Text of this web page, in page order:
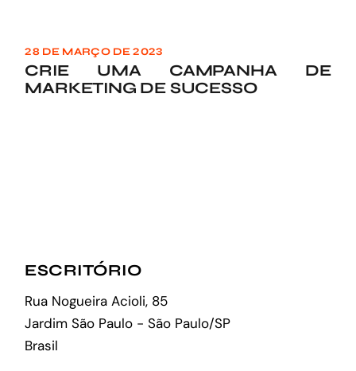
28 DE MARÇO DE 2023
CRIE UMA CAMPANHA DE
MARKETING DE SUCESSO
ESCRITÓRIO
Rua Nogueira Acioli, 85
Jardim São Paulo - São Paulo/SP
Brasil